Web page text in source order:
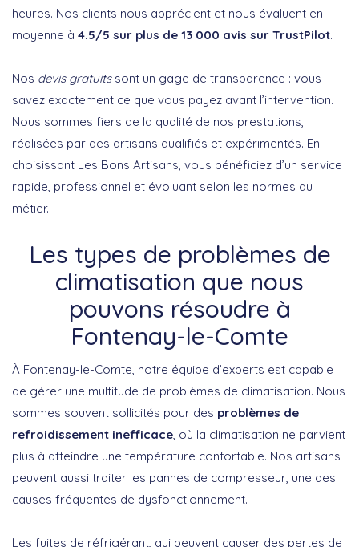
heures. Nos clients nous apprécient et nous évaluent en
moyenne à 4.5/5 sur plus de 13 000 avis sur TrustPilot.
Nos devis gratuitssont un gage de transparence : vous
savez exactement ce que vous payez avant l’intervention.
Nous sommes fiers de la qualité de nos prestations,
réalisées par des artisans qualifiés et expérimentés. En
choisissant Les Bons Artisans, vous bénéficiez d’un service
rapide, professionnel et évoluant selon les normes du
métier.
Les types de problèmes de
climatisation que nous
pouvons résoudre à
Fontenay-le-Comte
À Fontenay-le-Comte, notre équipe d’experts est capable
de gérer une multitude de problèmes de climatisation. Nous
sommes souvent sollicités pour des problèmes de
refroidissement inefficace , où la climatisation ne parvient
plus à atteindre une température confortable. Nos artisans
peuvent aussi traiter les pannes de compresseur, une des
causes fréquentes de dysfonctionnement.
Les fuites de réfrigérant, qui peuvent causer des pertes de